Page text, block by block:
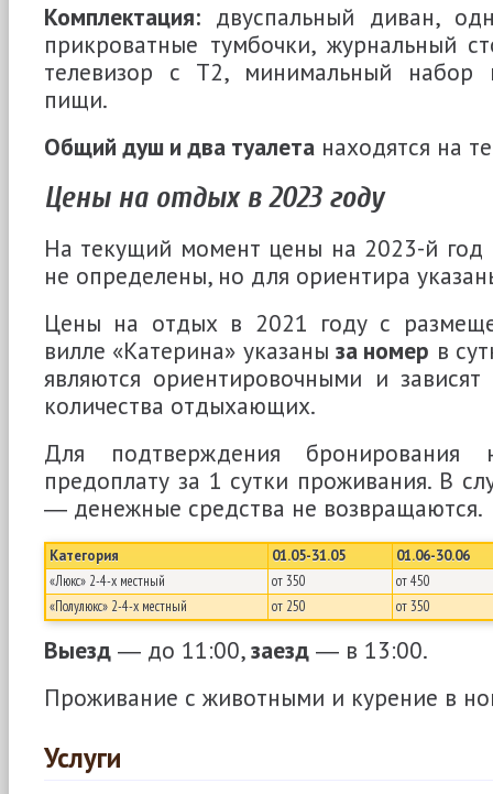
Комплектация: двуспальный диван,
прикроватные тумбочки, журнальный
телевизор с Т2, минимальный набор
пищи.
Общий душ и два туалета находятся на
Цены на отдых в 2023 году
На текущий момент цены на 2023-й год
не определены, но для ориентира
Цены на отдых в 2021 году с
вилле «Катерина» указаны за номер в
являются ориентировочными и
количества отдыхающих.
Для подтверждения бронирования
предоплату за 1 сутки проживания. В
― денежные средства не возвращаются.
Категория 01.05-31.05
01.06-30.06
«Люкс» 2-4-х местный
от 350
от 450
«Полулюкс» 2-4-х местный
от 250 от 350
Выезд ― до 11:00,заезд ― в 13:00.
Проживание с животными и курение в
Услуги